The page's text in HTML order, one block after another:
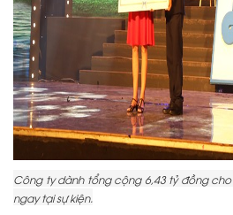
Công ty dành tổng cộng 6,43 tỷ đồng
ngay tại sự kiện.